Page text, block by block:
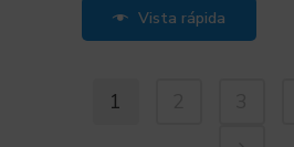
Vista rápida
1